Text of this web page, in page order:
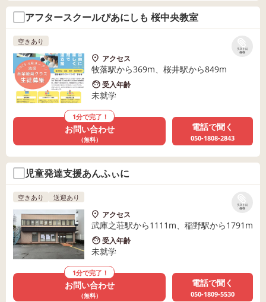
アフタースクールぴあにしも 桜中央教室
リストに
保存
空きあり
アクセス
牧落駅から369m、桜井駅から849m
受入年齢
未就学
1分で完了！
お問い合わせ
（無料）
電話で聞く
050-1808-2843
児童発達支援あんふぃに
リストに
保存
空きあり 送迎あり
アクセス
武庫之荘駅から1111m、稲野駅から1791m
受入年齢
未就学
1分で完了！
お問い合わせ
（無料）
電話で聞く
050-1809-5530